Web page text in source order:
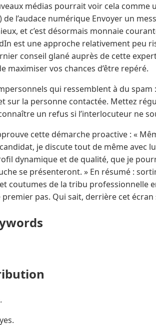
médias pourrait voir cela comme
l’audace numérique Envoyer un
et c’est désormais monnaie
est une approche relativement peu
conseil glané auprès de cette
maximiser vos chances d’être repéré.
qui ressemblent à du
sur la personne contactée. Mettez
un refus si l’interlocuteur ne
cette démarche proactive : «
je discute tout de même avec
dynamique et de qualité, que je
se présenteront. » En résumé :
coutumes de la tribu professionnelle
premier pas. Qui sait, derrière cet